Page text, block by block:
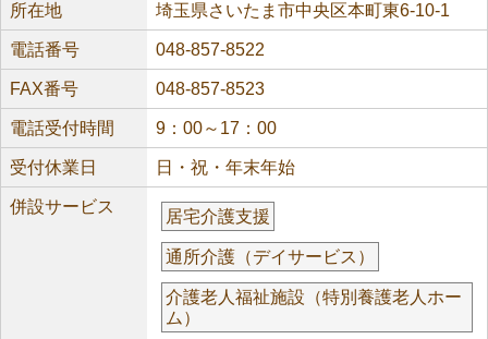
所在地 埼玉県さいたま市中央区本町東6-10-1
電話番号 048-857-8522
FAX番号 048-857-8523
電話受付時間 9：00～17：00
受付休業日 日・祝・年末年始
併設サービス
居宅介護支援
通所介護（デイサービス）
介護老人福祉施設（特別養護老人ホー
ム）